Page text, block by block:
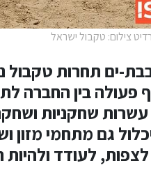
צילום: טקבול ישראל
לראשונה בבת-ים תחרות
פעולה בין החברה
שחקניות
גם מתחמי מזון
לעודד